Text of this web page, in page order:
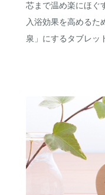
芯まで温め楽にほぐ
入浴効果を高めるた
泉」にするタブレッ